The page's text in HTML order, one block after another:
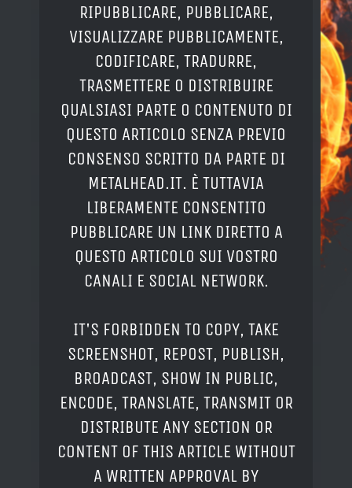
RIPUBBLICARE, PUBBLICARE,
VISUALIZZARE PUBBLICAMENTE,
CODIFICARE, TRADURRE,
TRASMETTERE O DISTRIBUIRE
QUALSIASI PARTE O CONTENUTO DI
QUESTO ARTICOLO SENZA PREVIO
CONSENSO SCRITTO DA PARTE DI
METALHEAD.IT. È TUTTAVIA
LIBERAMENTE CONSENTITO
PUBBLICARE UN LINK DIRETTO A
QUESTO ARTICOLO SUI VOSTRO
CANALI E SOCIAL NETWORK.
IT'S FORBIDDEN TO COPY, TAKE
SCREENSHOT, REPOST, PUBLISH,
BROADCAST, SHOW IN PUBLIC,
ENCODE, TRANSLATE, TRANSMIT OR
DISTRIBUTE ANY SECTION OR
CONTENT OF THIS ARTICLE WITHOUT
A WRITTEN APPROVAL BY